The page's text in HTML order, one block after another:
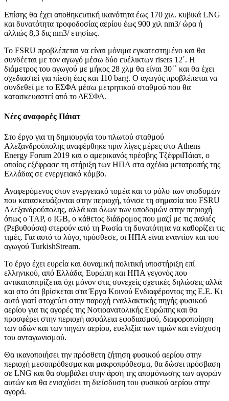
Επίσης θα έχει αποθηκευτική ικανότητα έως 170 χιλ. κυβικά LNG
και δυνατότητα τροφοδοσίας αερίου έως 900 χιλ nm3/ ώρα ή
αλλιώς 8,3 δις nm3/ ετησίως.
Το FSRU προβλέπεται να είναι μόνιμα εγκατεστημένο και θα
συνδέεται με τον αγωγό μέσω δύο ευέλικτων risers 12᾽. Η
διάμετρος του αγωγού με μήκος 28 χλμ θα είναι 30᾽᾽ και θα έχει
σχεδιαστεί για πίεση έως και 110 barg. Ο αγωγός προβλέπεται να
συνδεθεί με το ΕΣΦΑ μέσω μετρητικού σταθμού που θα
κατασκευαστεί από το ΔΕΣΦΑ.
Νέες αναφορές Πάιατ
Στο έργο για τη δημιουργία του πλωτού σταθμού
Αλεξανδρούπολης αναφέρθηκε πριν λίγες μέρες στο Athens
Energy Forum 2019 και ο αμερικανός πρέσβης ΤζέφριΠάιατ, ο
οποίος εξέφρασε τη στήριξη των ΗΠΑ στα σχέδια μετατροπής της
Ελλάδας σε ενεργειακό κόμβο.
Αναφερόμενος στον ενεργειακό τομέα και το ρόλο των υποδομών
που κατασκευάζονται στην περιοχή, τόνισε τη σημασία του FSRU
Αλεξανδρούπολης, αλλά και όλων των υποδομών στην περιοχή
όπως ο TAP, ο IGB, ο κάθετος διάδρομος που μαζί με τις παλιές
(Ρεβυθούσα) στερούν από τη Ρωσία τη δυνατότητα να καθορίζει τις
τιμές. Για αυτό το λόγο, πρόσθεσε, οι ΗΠΑ είναι εναντίον και του
αγωγού TurkishStream.
Το έργο έχει ευρεία και δυναμική πολιτική υποστήριξη επί
ελληνικού, από Ελλάδα, Ευρώπη και ΗΠΑ γεγονός που
αντικατοπτρίζεται όχι μόνον στις συνεχείς σχετικές δηλώσεις αλλά
και στο ότι βρίσκεται στα Έργα Κοινού Ενδιαφέροντος της Ε.Ε. Κι
αυτό γιατί στοχεύει στην παροχή εναλλακτικής πηγής φυσικού
αερίου για τις αγορές της Νοτιοανατολικής Ευρώπης και θα
προσφέρει στην περιοχή ασφάλεια εφοδιασμού, διαφοροποίηση
των οδών και των πηγών αερίου, ευελιξία των τιμών και ενίσχυση
του ανταγωνισμού.
Θα ικανοποιήσει την πρόσθετη ζήτηση φυσικού αερίου στην
περιοχή μεσοπρόθεσμα και μακροπρόθεσμα, θα δώσει πρόσβαση
σε LNG και θα συμβάλει στην άρση της απομόνωσης των αγορών
αυτών και θα ενισχύσει τη διείσδυση του φυσικού αερίου στην
αγορά.